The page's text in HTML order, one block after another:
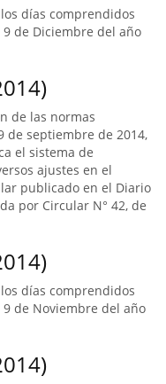
días comprendidos
de Diciembre del año
de las normas
de septiembre de 2014,
el sistema de
ajustes en el
publicado en el Diario
por Circular N° 42, de
días comprendidos
de Noviembre del año